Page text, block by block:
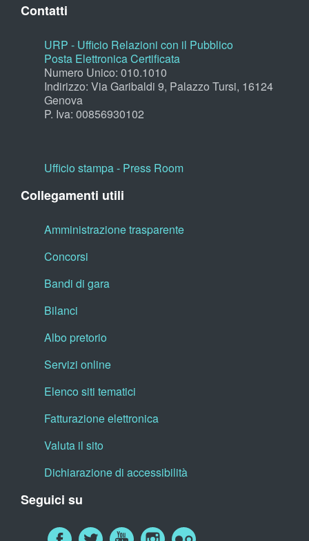
Contatti
URP - Ufficio Relazioni con il Pubblico
Posta Elettronica Certificata
Numero Unico: 010.1010
Indirizzo: Via Garibaldi 9, Palazzo Tursi, 16124
Genova
P. Iva: 00856930102
Ufficio stampa - Press Room
Collegamenti utili
Amministrazione trasparente
Concorsi
Bandi di gara
Bilanci
Albo pretorio
Servizi online
Elenco siti tematici
Fatturazione elettronica
Valuta il sito
Dichiarazione di accessibilità
Seguici su